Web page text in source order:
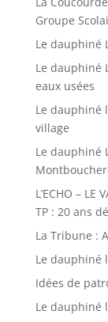
Groupe
Le dauphiné
Le dauphiné
eaux usées
Le dauphiné
village
Le dauphiné
L’ECHO –
TP : 20 ans
La Tribune :
Le dauphiné
Idées de
Le dauphiné